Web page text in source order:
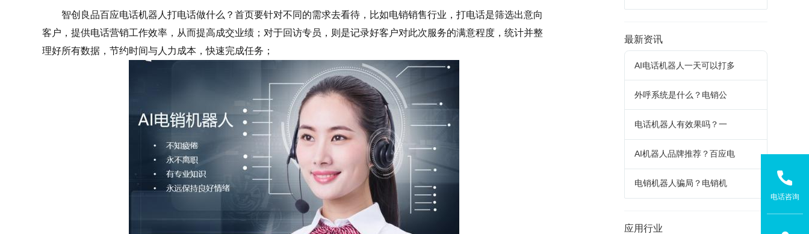
电话咨询
智创良品百应电话机器人打电话做什么？首页要针对不同的需求去看待，比如电销销售行业，打电话是筛选出意向
客户，提供电话营销工作效率，从而提高成交业绩；对于回访专员，则是记录好客户对此次服务的满意程度，统计并整
理好所有数据，节约时间与人力成本，快速完成任务；
最新资讯
AI电话机器人一天可以打多
外呼系统是什么？电销公
电话机器人有效果吗？一
AI机器人品牌推荐？百应电
电销机器人骗局？电销机
应用行业